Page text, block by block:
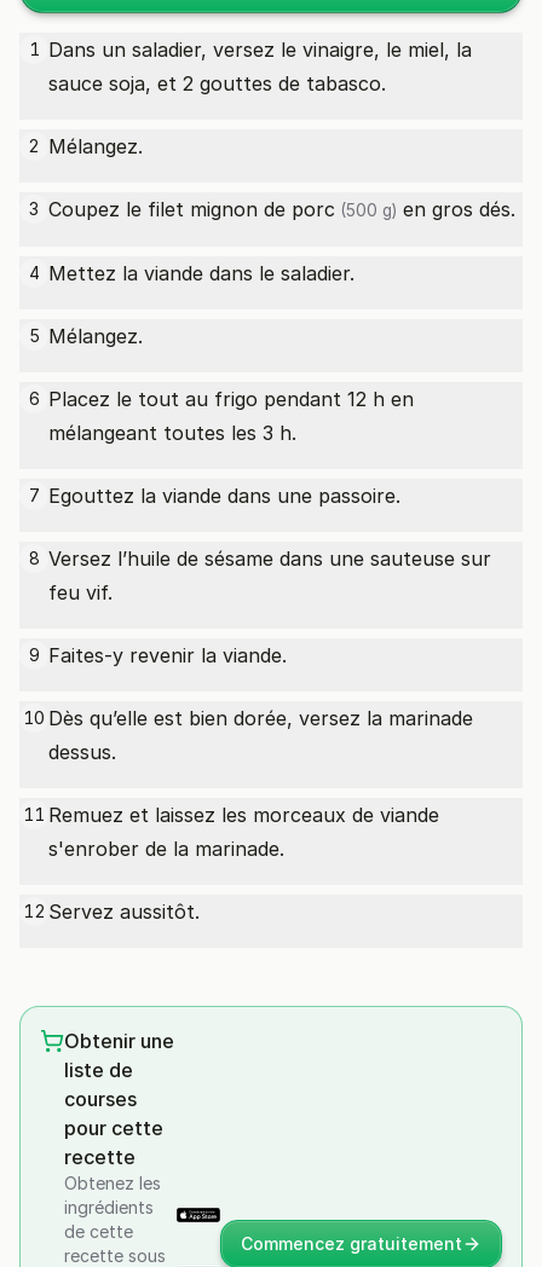
1 Dans un saladier, versez le vinaigre, le miel, la
sauce soja, et 2 gouttes de tabasco.
2 Mélangez.
3 Coupez le filet mignon de porc (500 g) en gros dés.
4 Mettez la viande dans le saladier.
5 Mélangez.
6 Placez le tout au frigo pendant 12 h en
mélangeant toutes les 3 h.
7 Egouttez la viande dans une passoire.
8 Versez l’huile de sésame dans une sauteuse sur
feu vif.
9 Faites-y revenir la viande.
10 Dès qu’elle est bien dorée, versez la marinade
dessus.
11 Remuez et laissez les morceaux de viande
s'enrober de la marinade.
12 Servez aussitôt.
Obtenir une
liste de
courses
pour cette
recette
Obtenez les
ingrédients
de cette
recette sous
Commencez gratuitement